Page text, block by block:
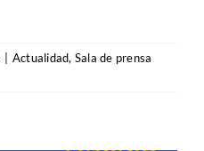
Actualidad, Sala de prensa